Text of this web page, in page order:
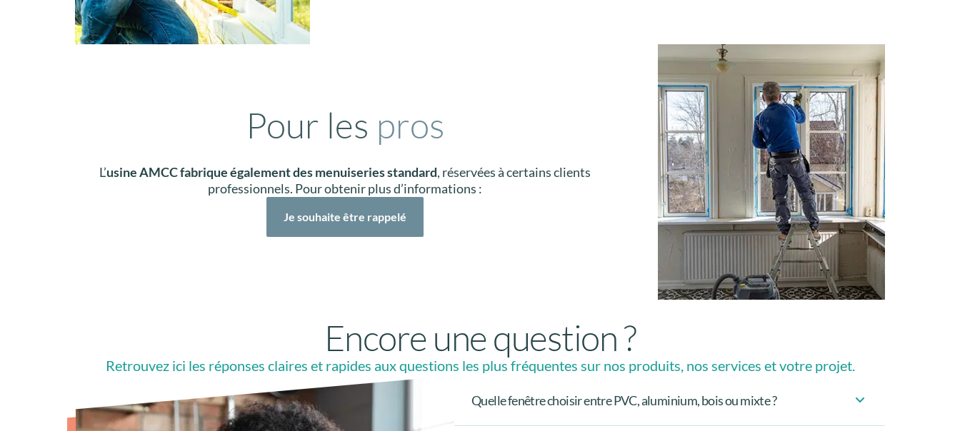
Pour les pros
L’usine AMCC fabrique également des menuiseries standard, réservées à certains clients
professionnels. Pour obtenir plus d’informations :
Je souhaite être rappelé
Encore une question ?
Retrouvez ici les réponses claires et rapides aux questions les plus fréquentes sur nos produits, nos services et votre projet.
Quelle fenêtre choisir entre PVC, aluminium, bois ou mixte ?